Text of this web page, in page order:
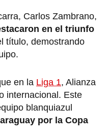
Carlos Zambrano,
en el triunfo
título, demostrando
en la Liga 1, Alianza
internacional. Este
blanquiazul
por la Copa